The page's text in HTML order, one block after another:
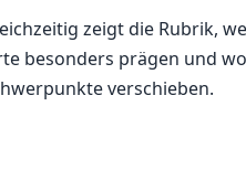
zeigt die Rubrik,
besonders prägen und
verschieben.